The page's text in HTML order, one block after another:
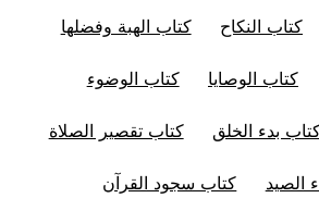
كتاب النكاح كتاب الهبة وفضلها
كتاب الوصايا كتاب الوضوء
بدء الخلق كتاب تقصير الصلاة
الصيد كتاب سجود القرآن